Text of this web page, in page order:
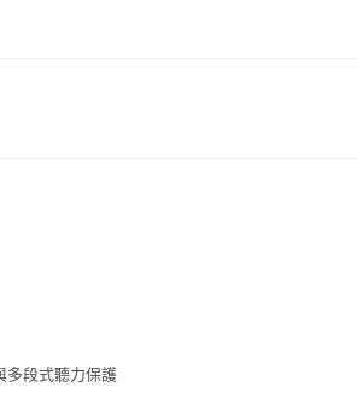
多段式聽力保護